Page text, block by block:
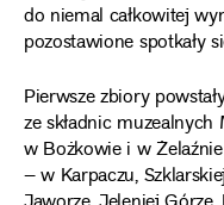
do niemal całkowitej
pozostawione spotkały
Pierwsze zbiory
ze składnic
w Bożkowie i w
– w Karpaczu,